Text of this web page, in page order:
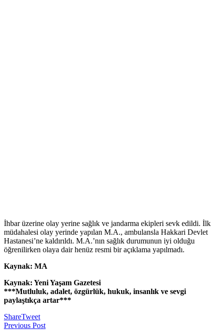
İhbar üzerine olay yerine sağlık ve jandarma ekipleri sevk edildi. İlk
müdahalesi olay yerinde yapılan M.A., ambulansla Hakkari Devlet
Hastanesi’ne kaldırıldı. M.A.’nın sağlık durumunun iyi olduğu
öğrenilirken olaya dair henüz resmi bir açıklama yapılmadı.
Kaynak: MA
Kaynak: Yeni Yaşam Gazetesi
***Mutluluk, adalet, özgürlük, hukuk, insanlık ve sevgi
paylaştıkça artar***
ShareTweet
Previous Post